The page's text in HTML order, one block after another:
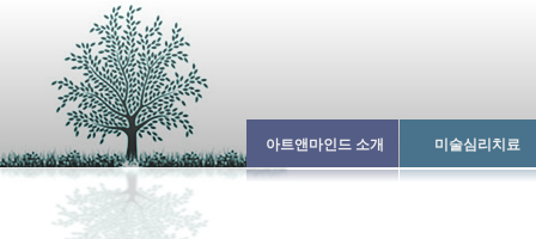
아트앤마인드 소개 미술심리치료